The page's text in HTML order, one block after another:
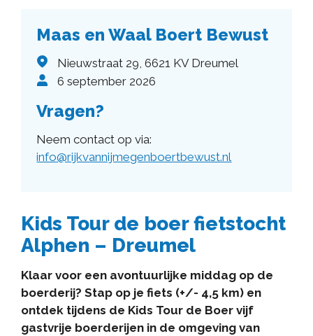
Kids Tour de boer fietstocht
Alphen – Dreumel
Klaar voor een avontuurlijke middag op de
boerderij? Stap op je fiets (+/- 4,5 km) en
ontdek tijdens de Kids Tour de Boer vijf
gastvrije boerderijen in de omgeving van
Maas en Waal Boert Bewust
Nieuwstraat 29, 6621 KV Dreumel
6 september 2026
Vragen?
Neem contact op via:
info@rijkvannijmegenboertbewust.nl